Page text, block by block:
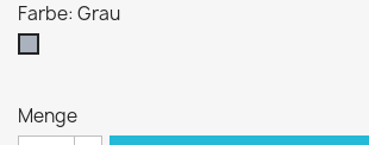
Farbe: Grau
Menge